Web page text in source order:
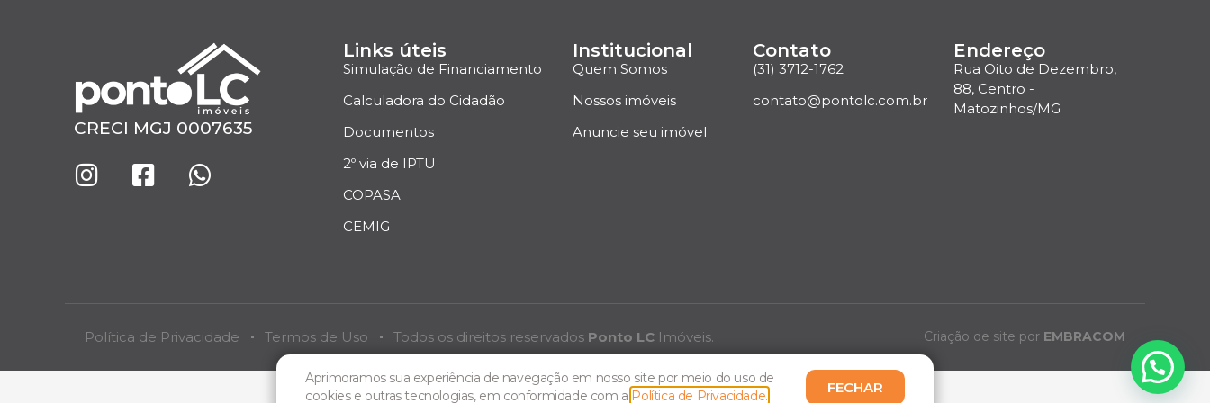
CRECI MGJ 0007635
Links úteis
Simulação de Financiamento
Calculadora do Cidadão
Documentos
2º via de IPTU
COPASA
CEMIG
Institucional
Quem Somos
Nossos imóveis
Anuncie seu imóvel
Contato
(31) 3712-1762
contato@pontolc.com.br
Endereço
Rua Oito de Dezembro,
88, Centro -
Matozinhos/MG
Política de Privacidade Termos de Uso Todos os direitos reservados Ponto LC Imóveis. Criação de site por EMBRACOM
Aprimoramos sua experiência de navegação em nosso site por meio do uso de
cookies e outras tecnologias, em conformidade com a Política de Privacidade.
FECHAR